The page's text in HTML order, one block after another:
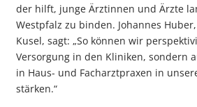
der hilft, junge Ärztinnen und Ärzte
Westpfalz zu binden. Johannes
Kusel, sagt: „So können wir
Versorgung in den Kliniken, sondern
in Haus- und Facharztpraxen in
stärken.“